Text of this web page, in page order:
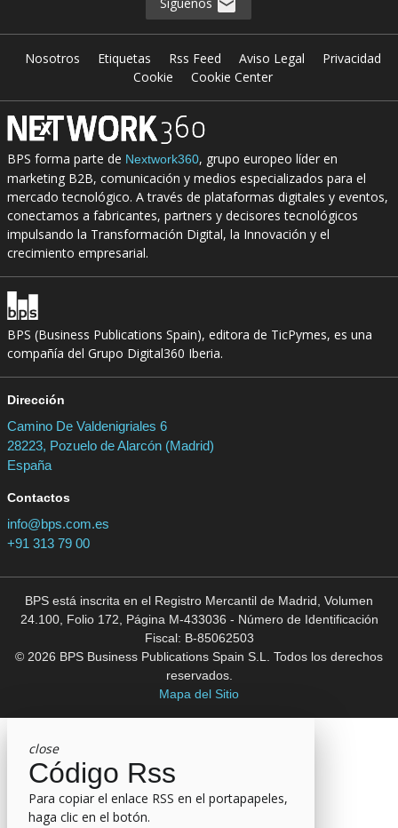
Nosotros Etiquetas Rss Feed Aviso Legal
Privacidad
Cookie
Cookie Center
BPS forma parte de Nextwork360, grupo europeo líder en
marketing B2B, comunicación y medios especializados para el
mercado tecnológico. A través de plataformas digitales y eventos,
conectamos a fabricantes, partners y decisores tecnológicos
impulsando la Transformación Digital, la Innovación y el
crecimiento empresarial.
BPS (Business Publications Spain), editora de TicPymes, es una
compañía del Grupo Digital360 Iberia.
Dirección
Camino De Valdenigriales 6
28223, Pozuelo de Alarcón (Madrid)
España
Contactos
info@bps.com.es
+91 313 79 00
BPS está inscrita en el Registro Mercantil de Madrid, Volumen
24.100, Folio 172, Página M-433036 - Número de Identificación
Fiscal: B-85062503
© 2026 BPS Business Publications Spain S.L. Todos los derechos
reservados.
Mapa del Sitio
close
Código Rss
Para copiar el enlace RSS en el portapapeles,
haga clic en el botón.